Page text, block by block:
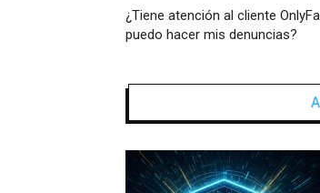
¿Tiene atención al cliente
puedo hacer mis denuncias?